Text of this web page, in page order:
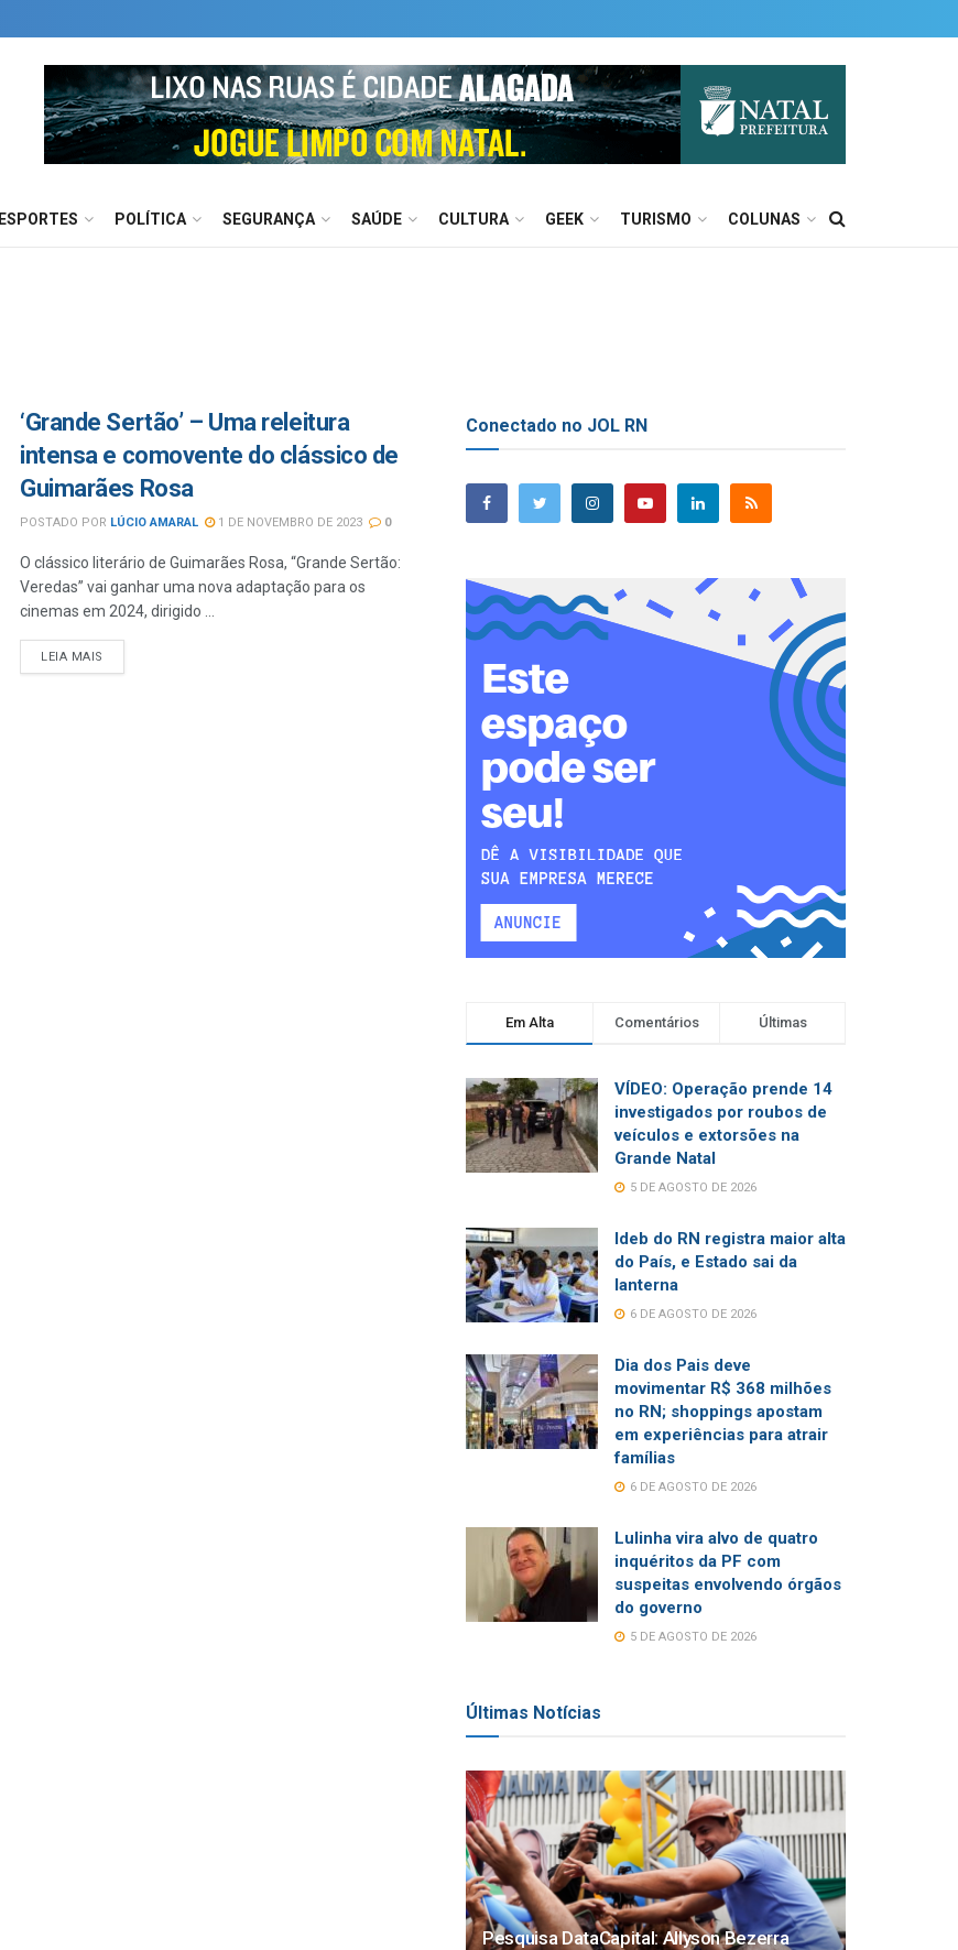
ESPORTES POLÍTICA SEGURANÇA SAÚDE CULTURA GEEK TURISMO COLUNAS
‘Grande Sertão’ – Uma releitura
intensa e comovente do clássico de
Guimarães Rosa
POSTADO POR LÚCIO AMARAL 1 DE NOVEMBRO DE 2023 0
O clássico literário de Guimarães Rosa, “Grande Sertão:
Veredas” vai ganhar uma nova adaptação para os
cinemas em 2024, dirigido ...
LEIA MAIS
Conectado no JOL RN
Em Alta Comentários Últimas
VÍDEO: Operação prende 14
investigados por roubos de
veículos e extorsões na
Grande Natal
5 DE AGOSTO DE 2026
Ideb do RN registra maior alta
do País, e Estado sai da
lanterna
6 DE AGOSTO DE 2026
Dia dos Pais deve
movimentar R$ 368 milhões
no RN; shoppings apostam
em experiências para atrair
famílias
6 DE AGOSTO DE 2026
Lulinha vira alvo de quatro
inquéritos da PF com
suspeitas envolvendo órgãos
do governo
5 DE AGOSTO DE 2026
Últimas Notícias
Pesquisa DataCapital: Allyson Bezerra